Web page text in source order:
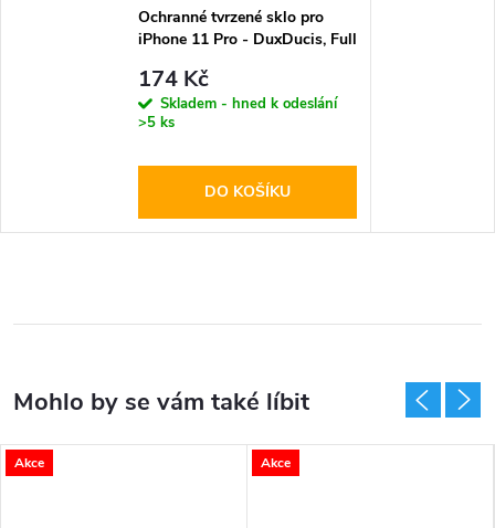
Ochranné tvrzené sklo pro
iPhone 11 Pro - DuxDucis, Full
174 Kč
Skladem - hned k odeslání
>5 ks
DO KOŠÍKU
Akce Akce